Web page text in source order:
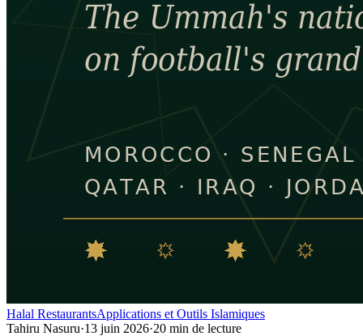
Halal RestaurantsApplications et Outils Islamiques
Tahiru Nasuru·13 juin 2026·20 min de lecture